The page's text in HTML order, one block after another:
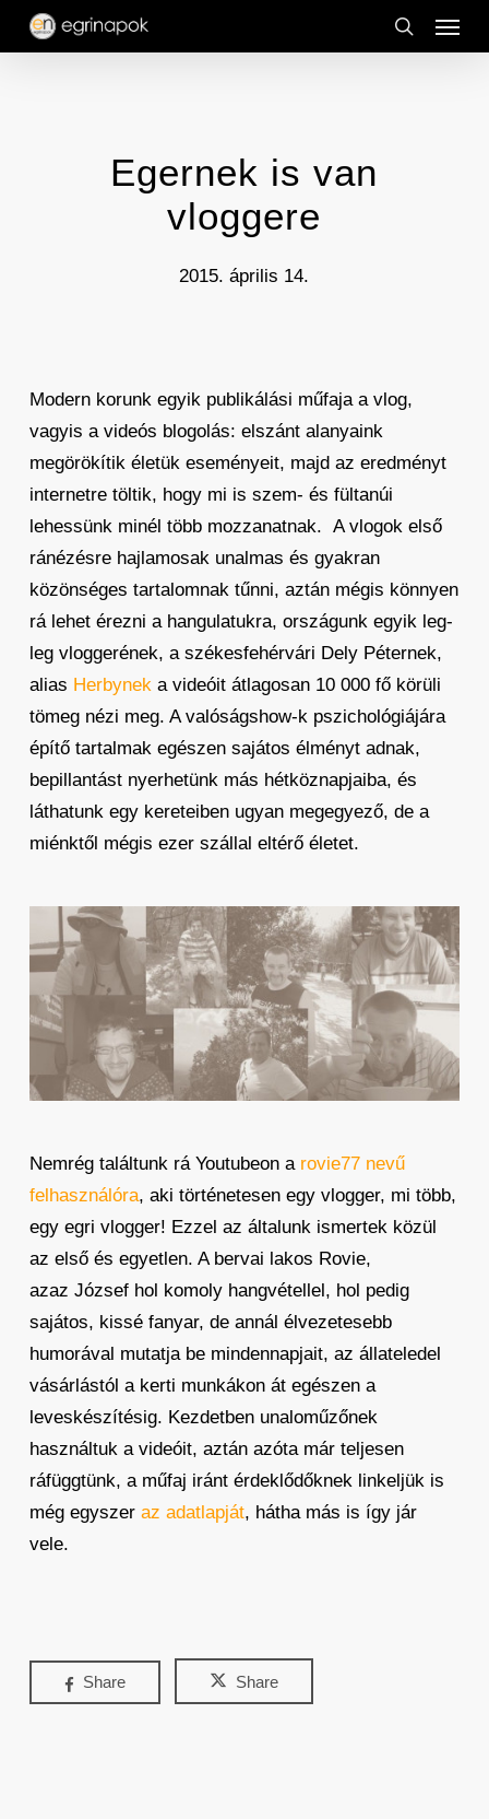
Skip
search
Menu
Egernek is van
vloggere
2015. április 14.
Modern korunk egyik publikálási műfaja a vlog,
vagyis a videós blogolás: elszánt alanyaink
megörökítik életük eseményeit, majd az eredményt
internetre töltik, hogy mi is szem- és fültanúi
lehessünk minél több mozzanatnak. A vlogok első
ránézésre hajlamosak unalmas és gyakran
közönséges tartalomnak tűnni, aztán mégis könnyen
rá lehet érezni a hangulatukra, országunk egyik leg-
leg vloggerének, a székesfehérvári Dely Péternek,
alias Herbyneka videóit átlagosan 10 000 fő körüli
tömeg nézi meg. A valóságshow-k pszichológiájára
építő tartalmak egészen sajátos élményt adnak,
bepillantást nyerhetünk más hétköznapjaiba, és
láthatunk egy kereteiben ugyan megegyező, de a
miénktől mégis ezer szállal eltérő életet.
Nemrég találtunk rá Youtubeon a rovie77 nevű
felhasználóra, aki történetesen egy vlogger, mi több,
egy egri vlogger! Ezzel az általunk ismertek közül
az első és egyetlen. A bervai lakos Rovie,
azaz József hol komoly hangvétellel, hol pedig
sajátos, kissé fanyar, de annál élvezetesebb
humorával mutatja be mindennapjait, az állateledel
vásárlástól a kerti munkákon át egészen a
leveskészítésig. Kezdetben unaloműzőnek
használtuk a videóit, aztán azóta már teljesen
ráfüggtünk, a műfaj iránt érdeklődőknek linkeljük is
még egyszer az adatlapját, hátha más is így jár
vele.
Share Share